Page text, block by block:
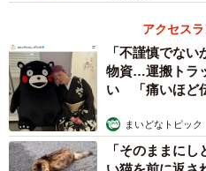
いる感じだった」とのこと。
アクセス
「不謹慎でな
物資…運搬トラ
い 「痛いほど
まいどなトピック
「そのままに